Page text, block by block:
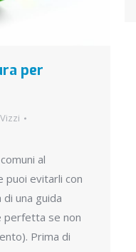
per
al
puoi evitarli con
una guida
perfetta se non
Prima di